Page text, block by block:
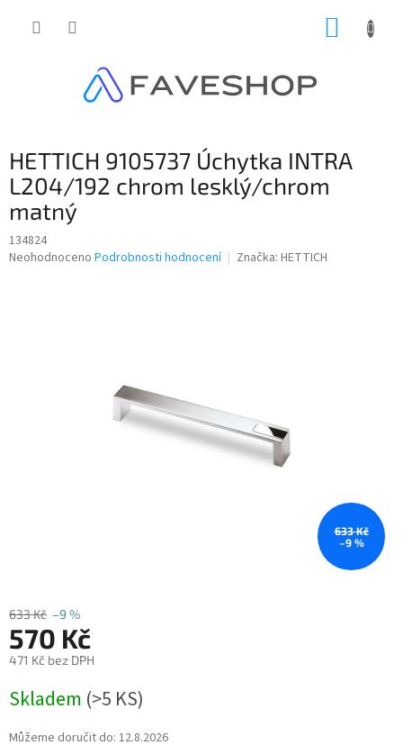
HETTICH 9105737 Úchytka INTRA
L204/192 chrom lesklý/chrom
matný
134824
Průměrné
Neohodnoceno Podrobnosti hodnocení Značka: HETTICH
633 Kč
–9 %
633 Kč –9 %
570 Kč
471 Kč bez DPH
cena:
Skladem (>5 KS)
Můžeme doručit do: 12.8.2026